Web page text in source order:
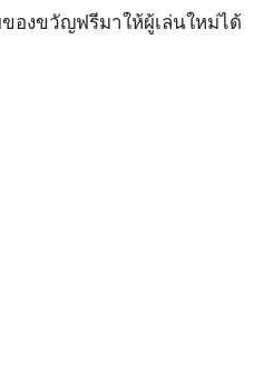
องขวัญฟรีมาให้ผู้เล่นใหม่ได้